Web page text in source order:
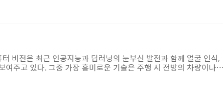
비전은 최근 인공지능과 딥러닝의 눈부신 발전과 함께 얼굴 인식,
주고 있다. 그중 가장 흥미로운 기술은 주행 시 전방의 차량이나
책에서는 컴퓨터가 이런 시각 정보를 어떻게 얻는지, 컴퓨터 비전
다. 고등학교 수학 교과 과정을 배운 독자라면 누구나 딥러닝을